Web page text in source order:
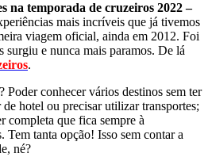
na temporada de cruzeiros 2022 –
mais incríveis que já tivemos
viagem oficial, ainda em 2012. Foi
surgiu e nunca mais paramos. De lá
.
Poder conhecer vários destinos sem ter
hotel ou precisar utilizar transportes;
completa que fica sempre à
Tem tanta opção! Isso sem contar a
né?